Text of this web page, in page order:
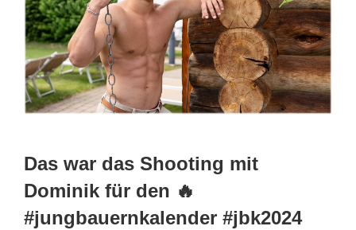
Das war das Shooting mit
Dominik für den 🔥
#jungbauernkalender #jbk2024